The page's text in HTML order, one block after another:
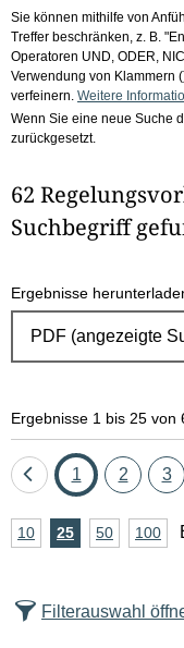
Sie können mithilfe von
Treffer beschränken, z. B.
Operatoren UND, ODER,
Verwendung von Klammern
verfeinern. Weitere
Wenn Sie eine neue Suche
zurückgesetzt.
62
Suchbegriff
Ergebnisse
Ergebnisse 1 bis 25 von
Eine
zurück
Seite
1 Seite
2 3
A
z
10Ergebnisse
25Ergebnisse
50 100
Filterauswahl